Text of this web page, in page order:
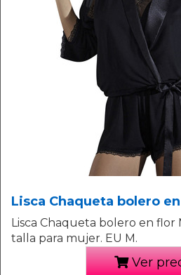
Lisca Chaqueta bolero
Lisca Chaqueta bolero en flor
talla para mujer. EU M.
Ver